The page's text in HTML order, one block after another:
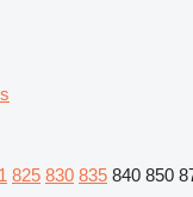
825 830 835 840 850